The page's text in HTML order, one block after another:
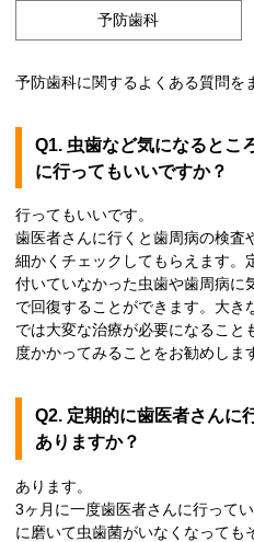
予防歯科
予防歯科に関するよくある質問を
Q1. 虫歯など気になるとこ
に行ってもいいですか？
行ってもいいです。
歯医者さんに行くと歯周病の検査
細かくチェックしてもらえます。
付いていなかった虫歯や歯周病に
で回復することができます。大き
では大変な治療が必要になること
度かかってみることをお勧めしま
Q2. 定期的に歯医者さんに
ありますか？
あります。
3ヶ月に一度歯医者さんに行って
に磨いて虫歯菌がいなくなっても